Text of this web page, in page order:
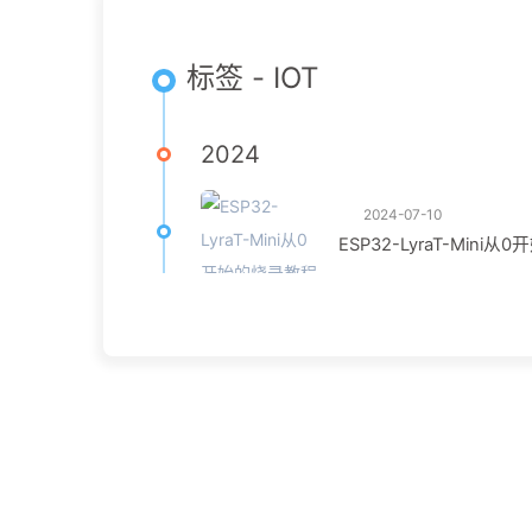
标签 - IOT
2024
2024-07-10
ESP32-LyraT-Mini从0